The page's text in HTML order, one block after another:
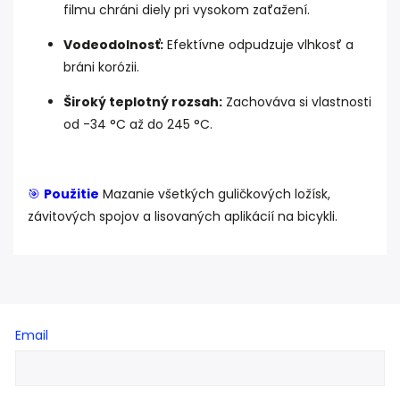
filmu chráni diely pri vysokom zaťažení.
Vodeodolnosť: Efektívne odpudzuje vlhkosť a
bráni korózii.
Široký teplotný rozsah: Zachováva si vlastnosti
od -34 °C až do 245 °C.
🎯 Použitie Mazanie všetkých guličkových ložísk,
závitových spojov a lisovaných aplikácií na bicykli.
Email